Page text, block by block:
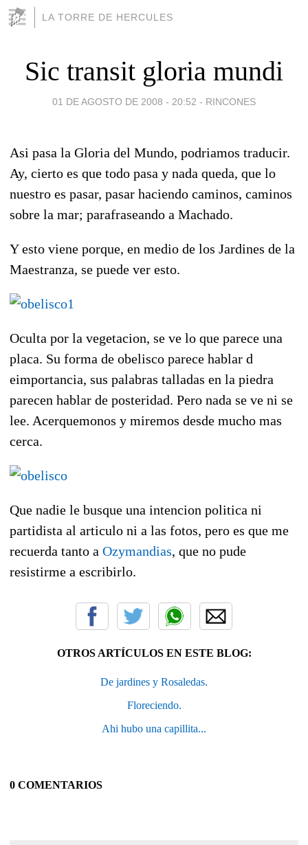
LA TORRE DE HERCULES
Sic transit gloria mundi
01 DE AGOSTO DE 2008 - 20:52 - RINCONES
Asi pasa la Gloria del Mundo, podriamos traducir.
Ay, cierto es que todo pasa y nada queda, que lo
nuestro es pasar, pasar haciendo caminos, caminos
sobre la mar; parafraseando a Machado.
Y esto viene porque, en medio de los Jardines de la
Maestranza, se puede ver esto.
Oculta por la vegetacion, se ve lo que parece una
placa. Su forma de obelisco parece hablar d
eimportancia, sus palabras talladas en la piedra
parecen hablar de posteridad. Pero nada se ve ni se
lee. Acerquemonos y miremos desde mucho mas
cerca.
Que nadie le busque una intencion politica ni
partidista al articulo ni a las fotos, pero es que me
recuerda tanto a Ozymandias, que no pude
resistirme a escribirlo.
OTROS ARTÍCULOS EN ESTE BLOG:
De jardines y Rosaledas.
Floreciendo.
Ahi hubo una capillita...
0 COMENTARIOS